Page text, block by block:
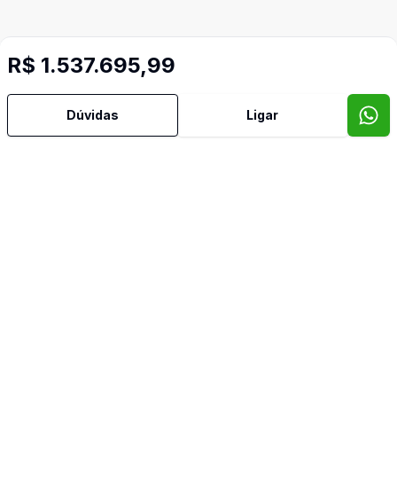
R$ 1.537.695,99
Dúvidas Ligar